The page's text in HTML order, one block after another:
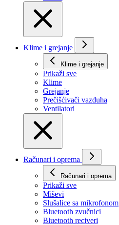
Klime i grejanje
Klime i grejanje
Prikaži svе
Klime
Grejanje
Prečišćivači vazduha
Ventilatori
Računari i oprema
Računari i oprema
Prikaži svе
Miševi
Slušalice sa mikrofonom
Bluetooth zvučnici
Bluetooth reciveri